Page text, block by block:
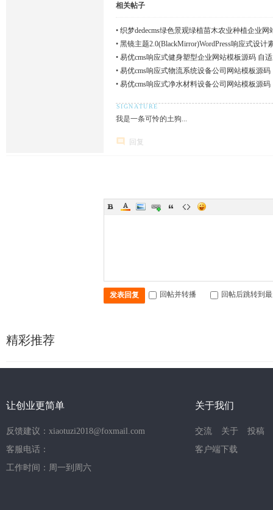
相关帖子
• 织梦dedecms绿色景观绿植苗木农业种植企业
• 黑镜主题2.0(BlackMirror)WordPress响应式设计
• 易优cms响应式健身塑型企业网站模板源码 自
• 易优cms响应式物流系统设备公司网站模板源
• 易优cms响应式净水材料设备公司网站模板源
我是一条可怜的土狗...
回复
发表回复 回帖并转播 回帖后跳转到
精彩推荐
让创业更简单
反馈建议：xiaotuzi2018@foxmail.com
客服电话：
工作时间：周一到周六
关于我们
交流 关于
投稿
客户端下载